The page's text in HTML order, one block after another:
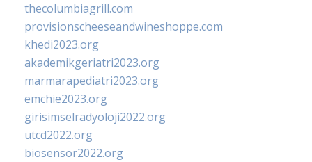
thecolumbiagrill.com
provisionscheeseandwineshoppe.com
khedi2023.org
akademikgeriatri2023.org
marmarapediatri2023.org
emchie2023.org
girisimselradyoloji2022.org
utcd2022.org
biosensor2022.org